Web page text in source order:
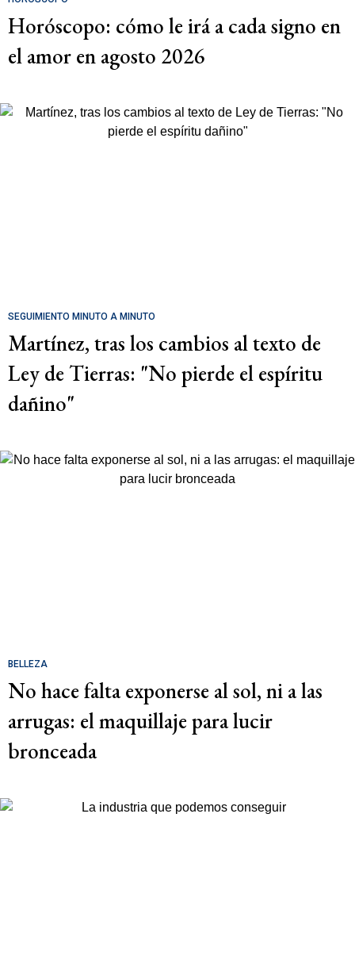
Horóscopo: cómo le irá a cada signo en
el amor en agosto 2026
SEGUIMIENTO MINUTO A MINUTO
Martínez, tras los cambios al texto de
Ley de Tierras: "No pierde el espíritu
dañino"
BELLEZA
No hace falta exponerse al sol, ni a las
arrugas: el maquillaje para lucir
bronceada